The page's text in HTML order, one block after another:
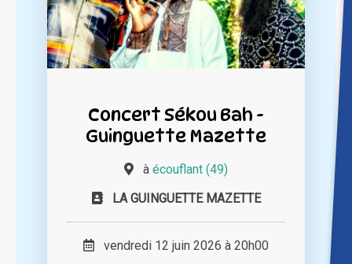
Concert Sékou Bah -
Guinguette Mazette
à écouflant (49)
LA GUINGUETTE MAZETTE
vendredi 12 juin 2026 à 20h00